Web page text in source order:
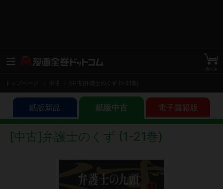
トップページ 中古 [中古]弁護士のくず (1-21巻)
紙版新品 紙版中古 電子書籍版
[中古]弁護士のくず (1-21巻)